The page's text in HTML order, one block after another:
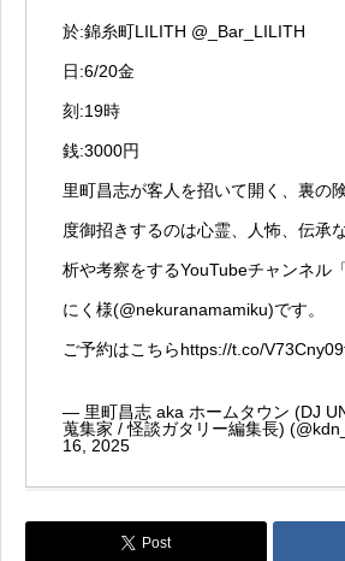
於:錦糸町LILITH @_Bar_LILITH
日:6/20金
刻:19時
銭:3000円
里町昌志が客人を招いて開く、裏の
度御招きするのは心霊、人怖、伝承
析や考察をするYouTubeチャンネル
にく様(@nekuranamamiku)です。
ご予約はこちらhttps://t.co/
— 里町昌志 aka ホームタウン (DJ
蒐集家 / 怪談ガタリー編集長)
16, 2025
Post